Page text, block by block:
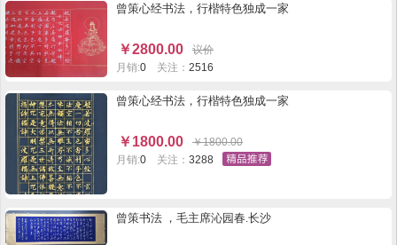
曾策心经书法，行楷特色独成一家
￥2800.00
议价
月销:0 关注：2516
曾策心经书法，行楷特色独成一家
￥1800.00 ￥1800.00
月销:0 关注：3288
曾策书法 ，毛主席沁园春.长沙